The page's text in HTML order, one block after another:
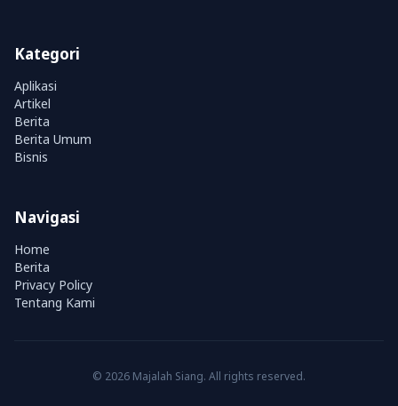
Kategori
Aplikasi
Artikel
Berita
Berita Umum
Bisnis
Navigasi
Home
Berita
Privacy Policy
Tentang Kami
© 2026 Majalah Siang. All rights reserved.